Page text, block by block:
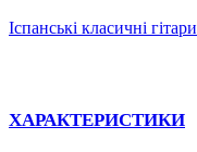
Іспанські класичні гітари
ХАРАКТЕРИСТИКИ